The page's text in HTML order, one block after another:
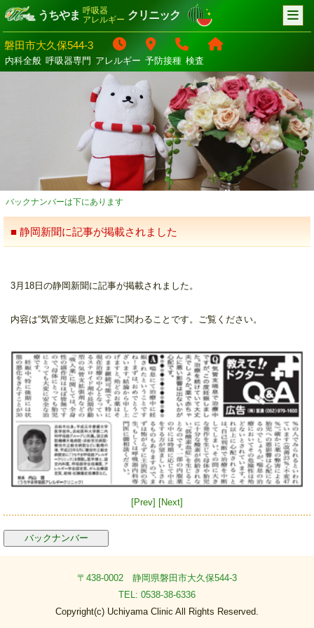
うちやま 呼吸器
アレルギー クリニック
磐田市大久保544-3
内科全般 呼吸器専門 アレルギー 予防接種 検査
バックナンバーは下にあります
■ 静岡新聞に記事が掲載されました
3月18日の静岡新聞に記事が掲載されました。
内容は“気管支喘息と妊娠”に関わることです。ご覧ください。
[Prev] [Next]
バックナンバー
〒438-0002 静岡県磐田市大久保544-3
TEL: 0538-38-6336
Copyright(c) Uchiyama Clinic All Rights Reserved.